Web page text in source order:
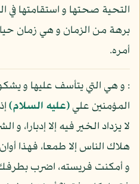
التحية صحتها و استقامتها في
برهة من الزمان و هي زمان
أمره.
: و هي التي يتأسف عليها و
المؤمنين علي(عليه السلام)
لا يزداد الخير فيه إلا إدبارا، و
هلاك الناس إلا طمعا، فهذا
و أمكنت فريسته، اضرب